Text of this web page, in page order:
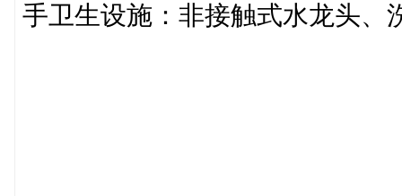
手卫生设施：非接触式水龙头、